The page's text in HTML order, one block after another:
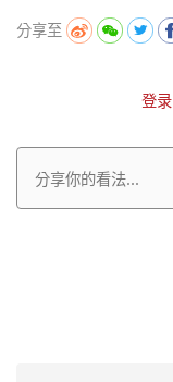
分享至
登录